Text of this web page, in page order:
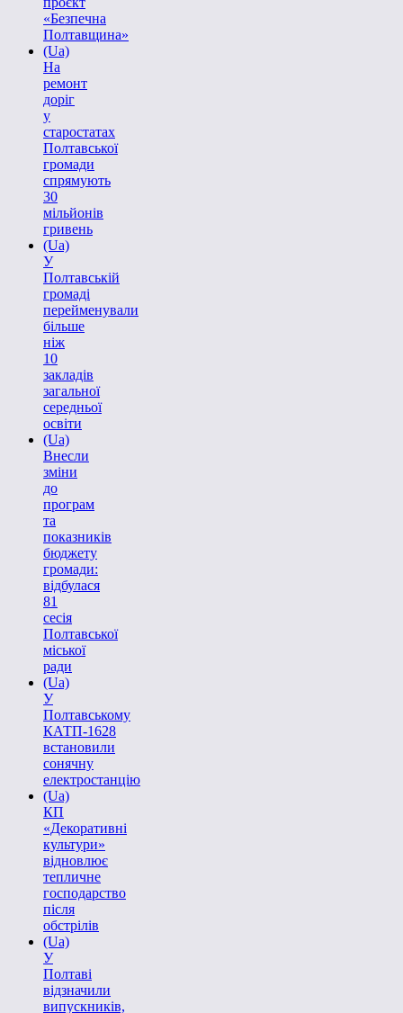
«Безпечна
Полтавщина»
(Ua)
На
ремонт
доріг
у
старостатах
Полтавської
громади
спрямують
30
мільйонів
гривень
(Ua)
У
Полтавській
громаді
перейменували
більше
ніж
10
закладів
загальної
середньої
освіти
(Ua)
Внесли
зміни
до
програм
та
показників
бюджету
громади:
відбулася
81
сесія
Полтавської
міської
ради
(Ua)
У
Полтавському
КАТП-1628
встановили
сонячну
електростанцію
(Ua)
КП
«Декоративні
культури»
відновлює
тепличне
господарство
після
обстрілів
(Ua)
У
Полтаві
відзначили
випускників,